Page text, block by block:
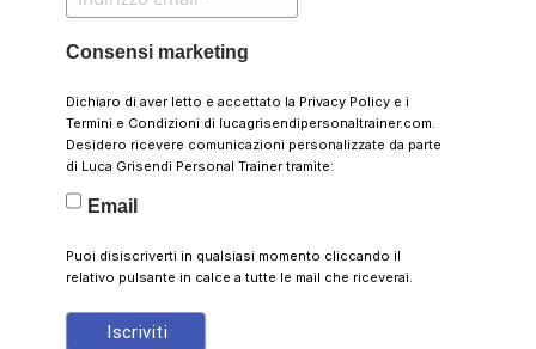
Consensi marketing
Dichiaro di aver letto e accettato la Privacy Policye i
Termini e Condizioni di lucagrisendipersonaltrainer.com.
Desidero ricevere comunicazioni personalizzate da parte
di Luca Grisendi Personal Trainer tramite:
Email
Puoi disiscriverti in qualsiasi momento cliccando il
relativo pulsante in calce a tutte le mail che riceverai.